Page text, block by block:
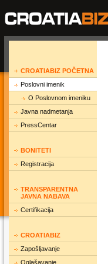
CROATIABIZ POČETNA
Poslovni imenik
O Poslovnom imeniku
Javna nadmetanja
PressCentar
BONITETI
Registracija
TRANSPARENTNA
JAVNA NABAVA
Certifikacija
CROATIABIZ
Zapošljavanje
Oglašavanje